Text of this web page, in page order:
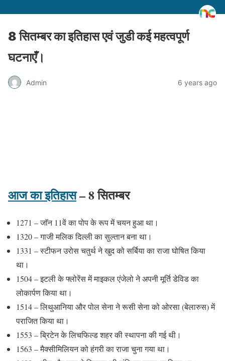
8 सितम्बर का इतिहास एवं जुडी कई महत्वपूर्ण
घटनाएँ।
Admin 6 years ago
आज का इतिहास– 8 सितम्बर
1271 – जाॅन 11वें का पोप के रूप में चयन हुआ था।
1320 – गाजी मलिक दिल्ली का सुल्तान बना था।
1331 – स्टीफन उरोस चतुर्थ ने खुद को सर्बिया का राजा घोषित किया
था।
1504 – इटली के फ्लोरेंस में माइकल एंजेलो ने अपनी मूर्ति डेविड का
लोकार्पण किया था।
1514 – लिथुआनिया और पोल सेना ने रूसी सेना को ओरसा (बेलारुस) में
पराजित किया था।
1553 – ब्रिटेन के लिचफिल्ड शहर की स्थापना की गई थी।
1563 – मैक्सीमिलियन को हंगरी का राजा चुना गया था।